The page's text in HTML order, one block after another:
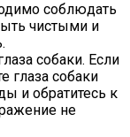
соблюдать
чистыми и
собаки. Если
глаза собаки
и обратитесь к
не